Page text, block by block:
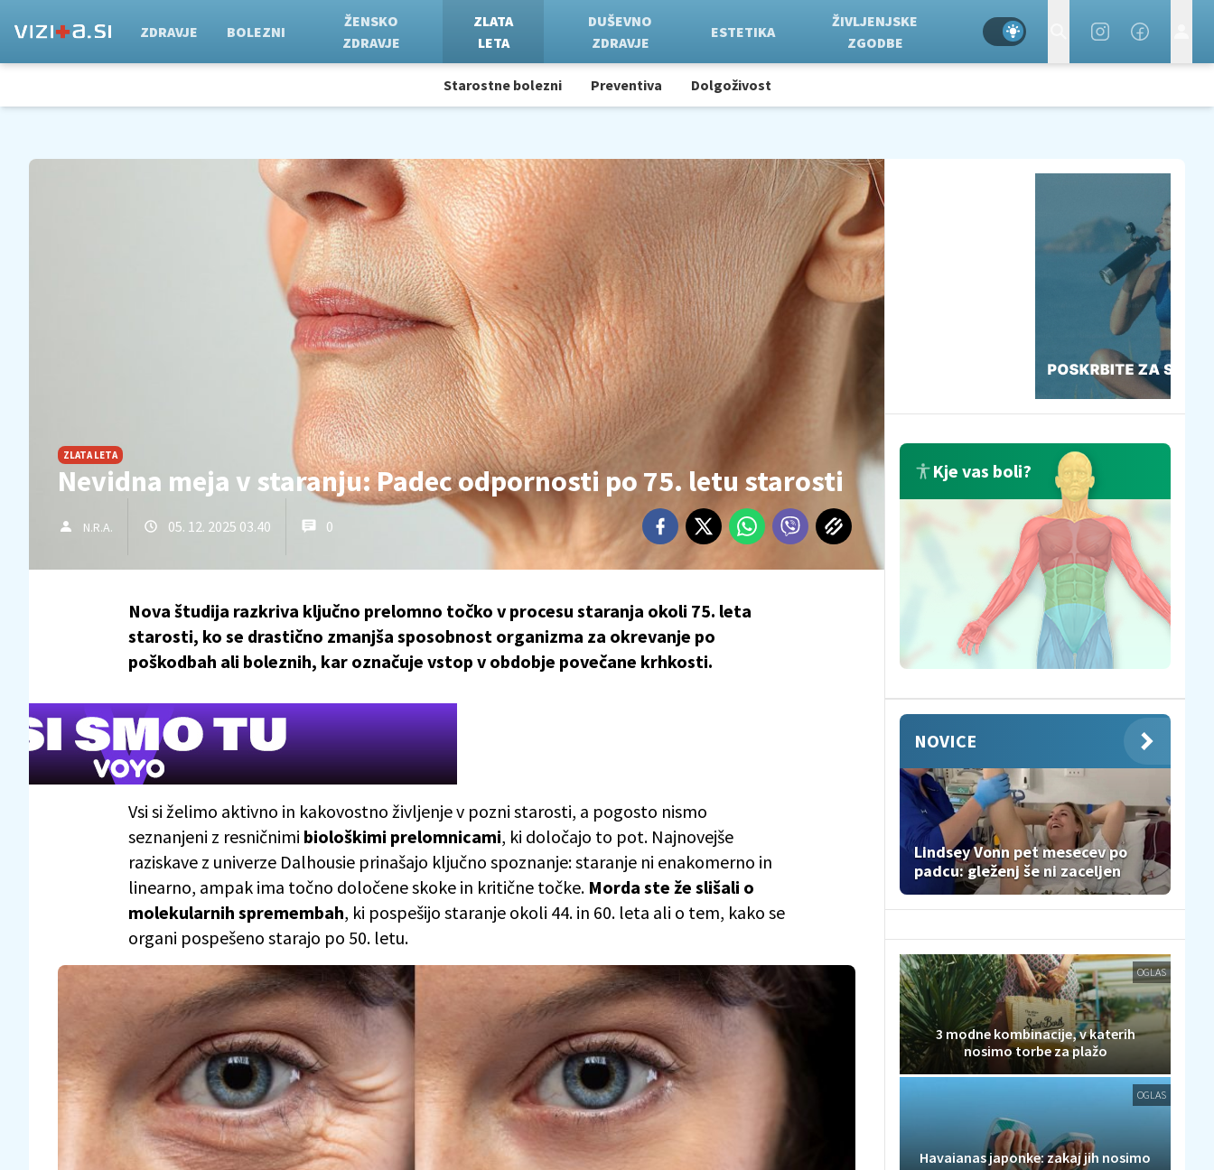
ZDRAVJE BOLEZNI
ŽENSKO
ZDRAVJE
ZLATA
LETA
DUŠEVNO
ZDRAVJE
ESTETIKA
ŽIVLJENJSKE
ZGODBE
Starostne bolezni Preventiva Dolgoživost
ZLATA LETA
Nevidna meja v staranju: Padec odpornosti po 75. letu starosti
N.R.A. 05. 12. 2025 03.40 0
Nova študija razkriva ključno prelomno točko v procesu staranja okoli 75. leta
starosti, ko se drastično zmanjša sposobnost organizma za okrevanje po
poškodbah ali boleznih, kar označuje vstop v obdobje povečane krhkosti.
Vsi si želimo aktivno in kakovostno življenje v pozni starosti, a pogosto nismo
seznanjeni z resničnimi biološkimi prelomnicami, ki določajo to pot. Najnovejše
raziskave z univerze Dalhousie prinašajo ključno spoznanje: staranje ni enakomerno in
linearno, ampak ima točno določene skoke in kritične točke. Morda ste že slišali o
molekularnih spremembah, ki pospešijo staranje okoli 44. in 60. leta ali o tem, kako se
organi pospešeno starajo po 50. letu.
Kje vas boli?
NOVICE
Lindsey Vonn pet mesecev po
padcu: gleženj še ni zaceljen
OGLAS
3 modne kombinacije, v katerih
nosimo torbe za plažo
OGLAS
Havaianas japonke: zakaj jih nosimo